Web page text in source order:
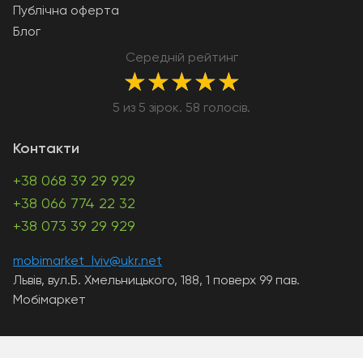
Контакти
+38 068 39 29 929
+38 066 774 22 32
+38 073 39 29 929
mobimarket_lviv@ukr.net
Львів, вул.Б. Хмельницького, 188, 1 поверх 99 пав.
Мобімаркет
Публічна оферта
Блог
Середній рейтинг
★★★★★
5 из 5 зірок. 58 голосів.